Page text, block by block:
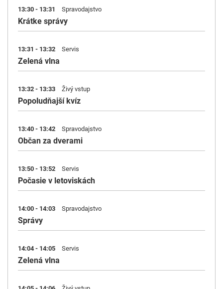
13:30 - 13:31 Spravodajstvo
Krátke správy
13:31 - 13:32 Servis
Zelená vlna
13:32 - 13:33 Živý vstup
Popoludňajší kvíz
13:40 - 13:42 Spravodajstvo
Občan za dverami
13:50 - 13:52 Servis
Počasie v letoviskách
14:00 - 14:03 Spravodajstvo
Správy
14:04 - 14:05 Servis
Zelená vlna